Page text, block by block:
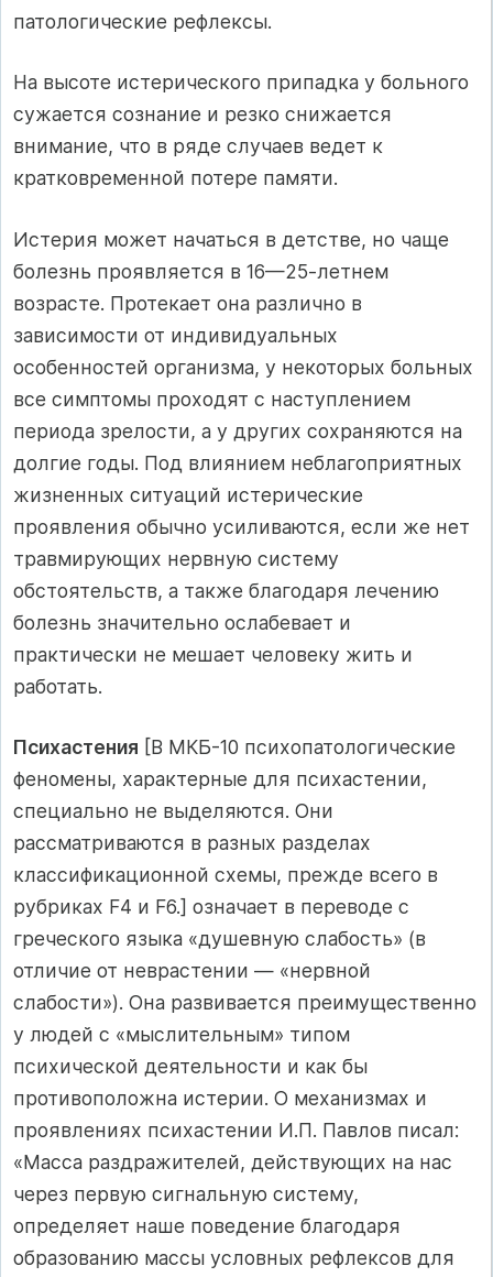
патологические рефлексы.
На высоте истерического припадка у больного
сужается сознание и резко снижается
внимание, что в ряде случаев ведет к
кратковременной потере памяти.
Истерия может начаться в детстве, но чаще
болезнь проявляется в 16—25-летнем
возрасте. Протекает она различно в
зависимости от индивидуальных
особенностей организма, у некоторых больных
все симптомы проходят с наступлением
периода зрелости, а у других сохраняются на
долгие годы. Под влиянием неблагоприятных
жизненных ситуаций истерические
проявления обычно усиливаются, если же нет
травмирующих нервную систему
обстоятельств, а также благодаря лечению
болезнь значительно ослабевает и
практически не мешает человеку жить и
работать.
Психастения [В МКБ-10 психопатологические
феномены, характерные для психастении,
специально не выделяются. Они
рассматриваются в разных разделах
классификационной схемы, прежде всего в
рубриках F4 и F6.] означает в переводе с
греческого языка «душевную слабость» (в
отличие от неврастении — «нервной
слабости»). Она развивается преимущественно
у людей с «мыслительным» типом
психической деятельности и как бы
противоположна истерии. О механизмах и
проявлениях психастении И.П. Павлов писал:
«Масса раздражителей, действующих на нас
через первую сигнальную систему,
определяет наше поведение благодаря
образованию массы условных рефлексов для